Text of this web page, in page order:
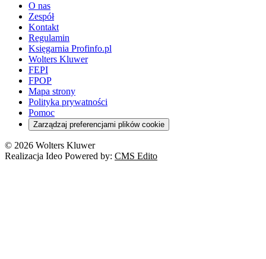
O nas
Zespół
Kontakt
Regulamin
Księgarnia Profinfo.pl
Wolters Kluwer
FEPI
FPOP
Mapa strony
Polityka prywatności
Pomoc
Zarządzaj preferencjami plików cookie
© 2026 Wolters Kluwer
Realizacja Ideo Powered by: CMS Edito